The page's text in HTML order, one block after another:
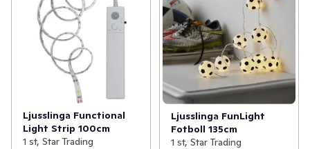
Ljusslinga Functional
Light Strip 100cm
1 st, Star Trading
Ljusslinga FunLight
Fotboll 135cm
1 st, Star Trading